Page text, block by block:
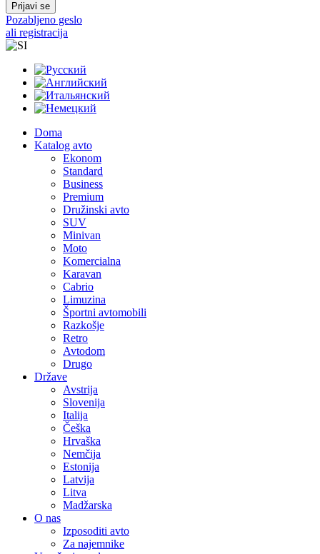
Prijavi se
Pozabljeno geslo
ali registracija
Doma
Katalog avto
Ekonom
Standard
Business
Premium
Družinski avto
SUV
Minivan
Moto
Komercialna
Karavan
Cabrio
Limuzina
Športni avtomobili
Razkošje
Retro
Avtodom
Drugo
Države
Avstrija
Slovenija
Italija
Češka
Hrvaška
Nemčija
Estonija
Latvija
Litva
Madžarska
O nas
Izposoditi avto
Za najemnike